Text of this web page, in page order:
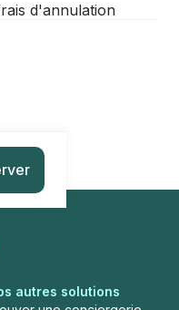
d'annulation
autres solutions